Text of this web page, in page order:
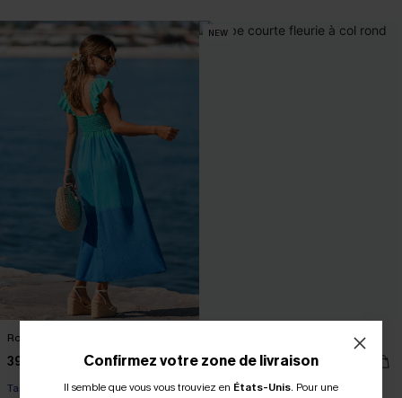
Robe longue ombrée
39,00 €
Taille haute
NEW
37,00 €
Taille haute
Confirmez votre zone de livraison
Il semble que vous vous trouviez en États-Unis. Pour une